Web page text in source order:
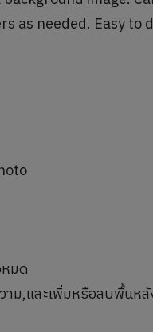
as needed. Easy
มด
าม,และเพิ่มหรือลบพื้นห